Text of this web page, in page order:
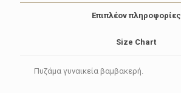
Επιπλέον πληροφορίες
Size Chart
Πυζάμα γυναικεία βαμβακερή.